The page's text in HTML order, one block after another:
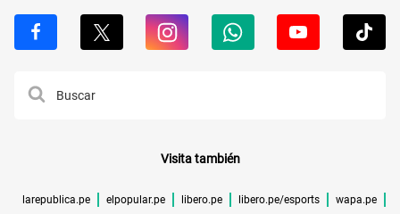
Visita también
larepublica.pe elpopular.pe libero.pe libero.pe/esports wapa.pe